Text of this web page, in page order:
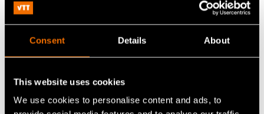
Consent Details About
This website uses cookies
We use cookies to personalise content and ads, to
Technology Solution Sales Lead, Advanced bio-
based materials
+358405015197
jaakko.kuusisaari@vtt.fi